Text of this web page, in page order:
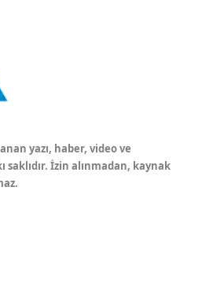
yazı, haber, video ve
İzin alınmadan, kaynak